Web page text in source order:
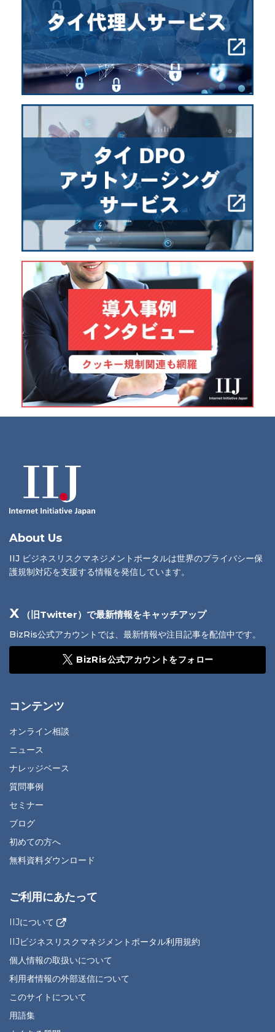
About Us
IIJ ビジネスリスクマネジメントポータルは世界のプライバシー保
護規制対応を支援する情報を発信しています。
X （旧Twitter）で最新情報をキャッチアップ
BizRis公式アカウントでは、最新情報や注目記事を配信中です。
BizRis公式アカウントをフォロー
コンテンツ
オンライン相談
ニュース
ナレッジベース
質問事例
セミナー
ブログ
初めての方へ
無料資料ダウンロード
ご利用にあたって
IIJについて
IIJビジネスリスクマネジメントポータル利用規約
個人情報の取扱いについて
利用者情報の外部送信について
このサイトについて
用語集